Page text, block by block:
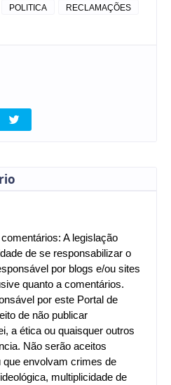
POLITICA
RECLAMAÇÕES
A legislação
de se responsabilizar o
por blogs e/ou sites
quanto a comentários.
por este Portal de
de não publicar
a ética ou quaisquer outros
Não serão aceitos
envolvam crimes de
multiplicidade de